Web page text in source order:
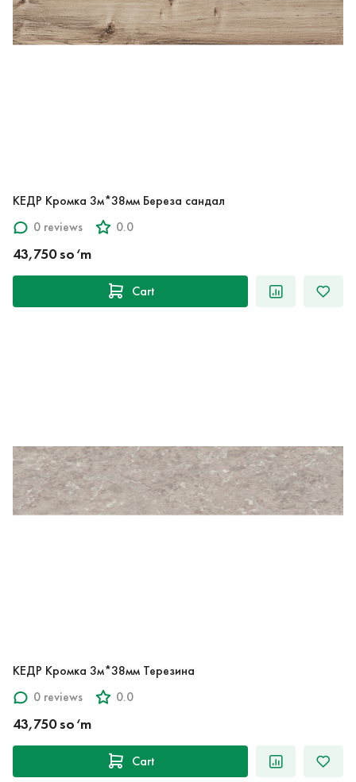
КЕДР Кромка 3м*38мм Береза сандал
0 reviews
0.0
43,750 so‘m
Cart
КЕДР Кромка 3м*38мм Терезина
0 reviews
0.0
43,750 so‘m
Cart